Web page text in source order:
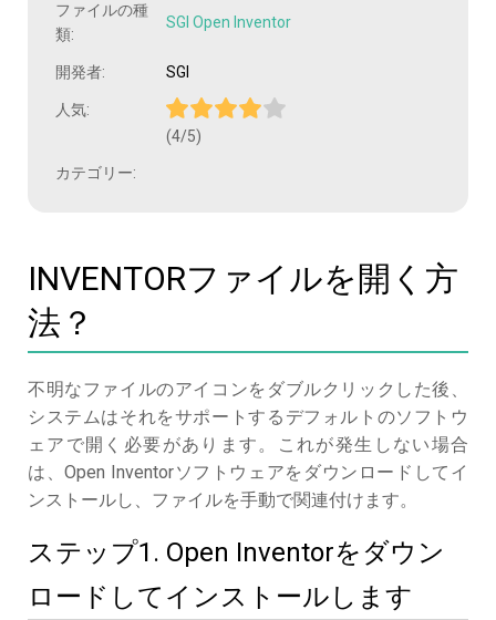
ファイルの種
類:
SGI Open Inventor
開発者: SGI
人気:
(4/5)
カテゴリー:
INVENTORファイルを開く方
法？
不明なファイルのアイコンをダブルクリックした後、
システムはそれをサポートするデフォルトのソフトウ
ェアで開く必要があります。これが発生しない場合
は、Open Inventorソフトウェアをダウンロードしてイ
ンストールし、ファイルを手動で関連付けます。
ステップ1. Open Inventorをダウン
ロードしてインストールします